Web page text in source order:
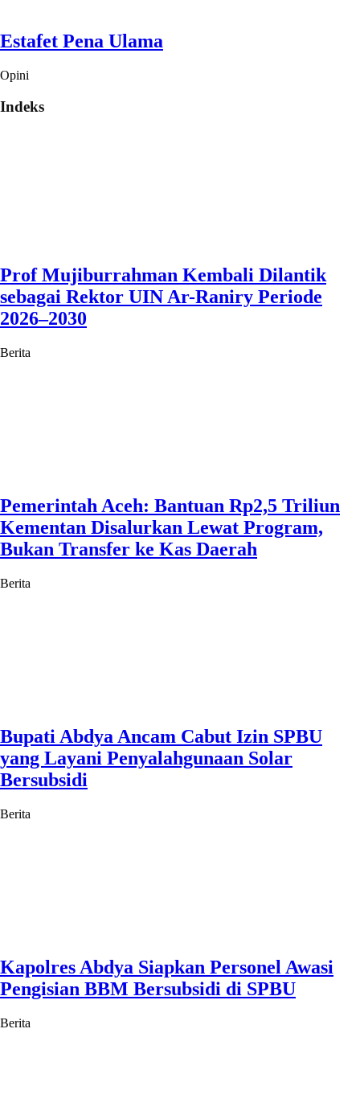
Estafet Pena Ulama
Opini
Indeks
Prof Mujiburrahman Kembali Dilantik
sebagai Rektor UIN Ar-Raniry Periode
2026–2030
Berita
Pemerintah Aceh: Bantuan Rp2,5 Triliun
Kementan Disalurkan Lewat Program,
Bukan Transfer ke Kas Daerah
Berita
Bupati Abdya Ancam Cabut Izin SPBU
yang Layani Penyalahgunaan Solar
Bersubsidi
Berita
Kapolres Abdya Siapkan Personel Awasi
Pengisian BBM Bersubsidi di SPBU
Berita